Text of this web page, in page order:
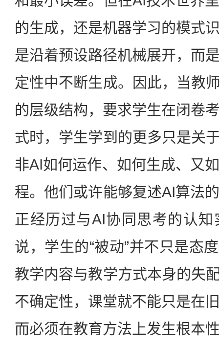
的生成，还是机器学习的模式
是沿着预设路径机械展开，而
定性中不断生成。因此，当教
的层级结构，要求学生在闭卷
式时，学生学到的更多只是关
非AI如何运作、如何生成、又
程。他们或许能够复述AI算法
正经历过与AI协同思考的认
说，学生的“被动”并不只是态
教学内容与教学方式本身的失
不确定性，课堂就不能只是在
而必须在教育方法上发生根本